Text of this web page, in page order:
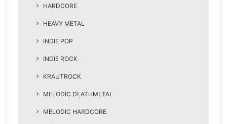
HARDCORE
HEAVY METAL
INDIE POP
INDIE ROCK
KRAUTROCK
MELODIC DEATHMETAL
MELODIC HARDCORE